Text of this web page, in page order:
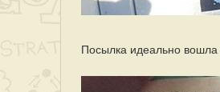
Посылка идеально вошла